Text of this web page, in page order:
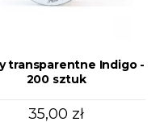
transparentne Indigo -
200 sztuk
35,00 zł